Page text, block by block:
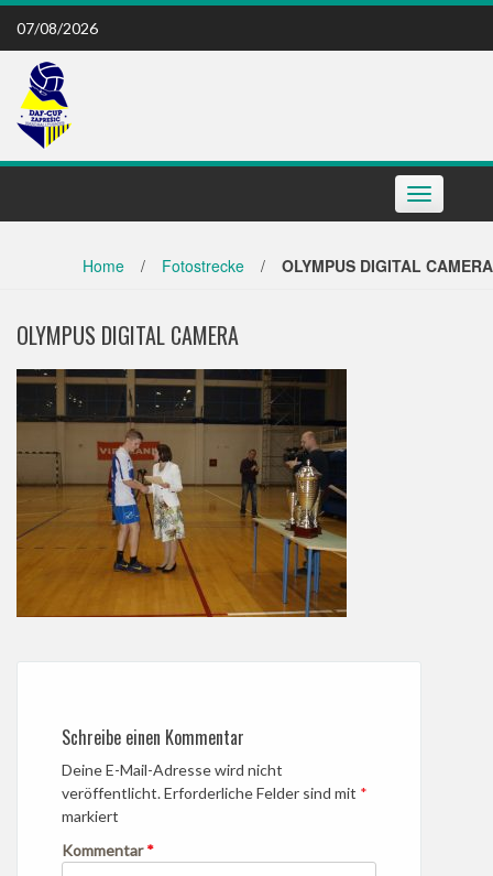
Skip
content
07/08/2026
Toggle
navigation
Home / Fotostrecke / OLYMPUS DIGITAL CAMERA
OLYMPUS DIGITAL CAMERA
Schreibe einen Kommentar
Deine E-Mail-Adresse wird nicht
veröffentlicht.Erforderliche Felder sind mit *
markiert
Kommentar*